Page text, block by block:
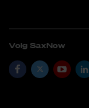
Volg SaxNow